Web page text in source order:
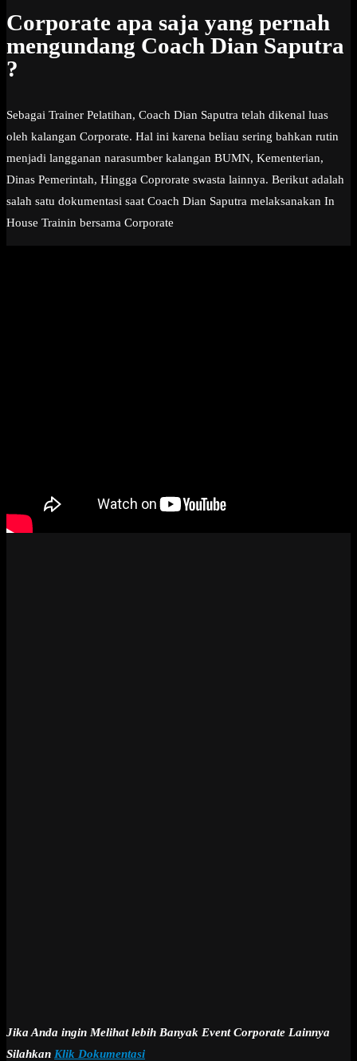
Corporate apa saja yang pernah
mengundang Coach Dian Saputra
?
Sebagai Trainer Pelatihan, Coach Dian Saputra telah dikenal luas
oleh kalangan Corporate. Hal ini karena beliau sering bahkan rutin
menjadi langganan narasumber kalangan BUMN, Kementerian,
Dinas Pemerintah, Hingga Coprorate swasta lainnya. Berikut adalah
salah satu dokumentasi saat Coach Dian Saputra melaksanakan In
House Trainin bersama Corporate
Jika Anda ingin Melihat lebih Banyak Event Corporate Lainnya
Silahkan Klik Dokumentasi